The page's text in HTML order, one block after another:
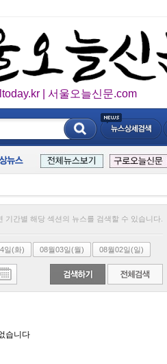
| 서울오늘신문.com
기간별 해당 섹션의 뉴스를 검색할 수 있습니다.
일(화) 08월03일(월) 08월02일(일)
습니다